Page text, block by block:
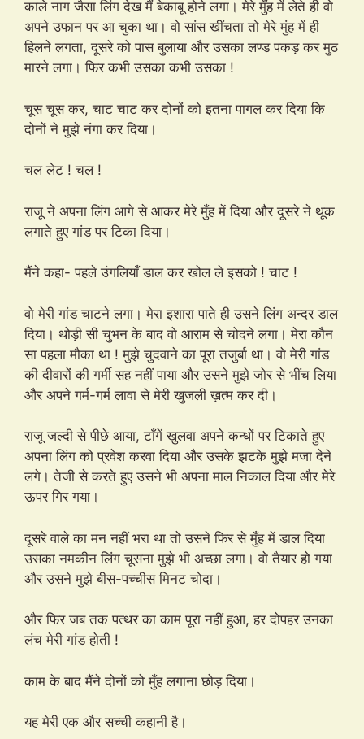
काले नाग जैसा लिंग देख मैं बेकाबू होने लगा। मेरे मुँह में लेते ही वो
अपने उफान पर आ चुका था। वो सांस खींचता तो मेरे मुंह में ही
हिलने लगता, दूसरे को पास बुलाया और उसका लण्ड पकड़ कर मुठ
मारने लगा। फिर कभी उसका कभी उसका !
चूस चूस कर, चाट चाट कर दोनों को इतना पागल कर दिया कि
दोनों ने मुझे नंगा कर दिया।
चल लेट ! चल !
राजू ने अपना लिंग आगे से आकर मेरे मुँह में दिया और दूसरे ने थूक
लगाते हुए गांड पर टिका दिया।
मैंने कहा- पहले उंगलियाँ डाल कर खोल ले इसको ! चाट !
वो मेरी गांड चाटने लगा। मेरा इशारा पाते ही उसने लिंग अन्दर डाल
दिया। थोड़ी सी चुभन के बाद वो आराम से चोदने लगा। मेरा कौन
सा पहला मौका था ! मुझे चुदवाने का पूरा तजुर्बा था। वो मेरी गांड
की दीवारों की गर्मी सह नहीं पाया और उसने मुझे जोर से भींच लिया
और अपने गर्म-गर्म लावा से मेरी खुजली ख़त्म कर दी।
राजू जल्दी से पीछे आया, टाँगें खुलवा अपने कन्धों पर टिकाते हुए
अपना लिंग को प्रवेश करवा दिया और उसके झटके मुझे मजा देने
लगे। तेजी से करते हुए उसने भी अपना माल निकाल दिया और मेरे
ऊपर गिर गया।
दूसरे वाले का मन नहीं भरा था तो उसने फिर से मुँह में डाल दिया
उसका नमकीन लिंग चूसना मुझे भी अच्छा लगा। वो तैयार हो गया
और उसने मुझे बीस-पच्चीस मिनट चोदा।
और फिर जब तक पत्थर का काम पूरा नहीं हुआ, हर दोपहर उनका
लंच मेरी गांड होती !
काम के बाद मैंने दोनों को मुँह लगाना छोड़ दिया।
यह मेरी एक और सच्ची कहानी है।